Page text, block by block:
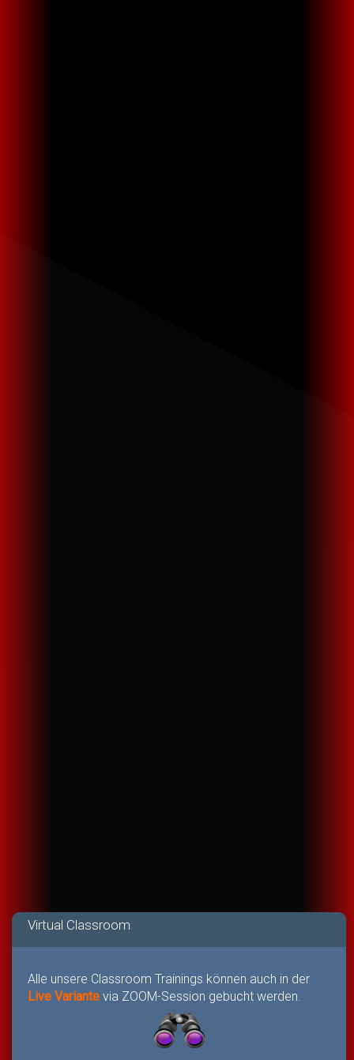
Virtual Classroom
Alle unsere Classroom Trainings können auch in der
Live Variante via ZOOM-Session gebucht werden.